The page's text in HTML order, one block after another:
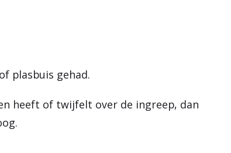
plasbuis gehad.
heeft of twijfelt over de ingreep, dan